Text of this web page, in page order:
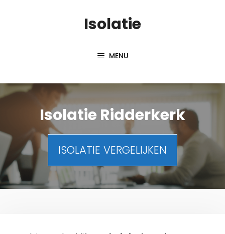
Isolatie
MENU
Isolatie Ridderkerk
ISOLATIE VERGELIJKEN